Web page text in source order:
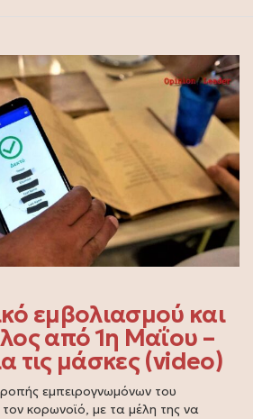
εμβολιασμού και
από 1η Μαΐου –
τις μάσκες (video)
εμπειρογνωμόνων του
τον κορωνοϊό, με τα μέλη της να